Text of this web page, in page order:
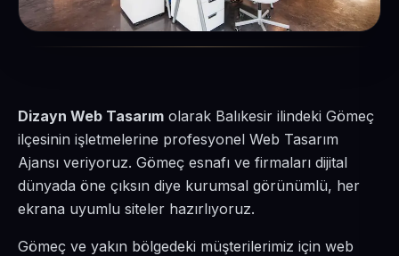
Dizayn Web Tasarım olarak Balıkesir ilindeki Gömeç
ilçesinin işletmelerine profesyonel Web Tasarım
Ajansı veriyoruz. Gömeç esnafı ve firmaları dijital
dünyada öne çıksın diye kurumsal görünümlü, her
ekrana uyumlu siteler hazırlıyoruz.
Gömeç ve yakın bölgedeki müşterilerimiz için web